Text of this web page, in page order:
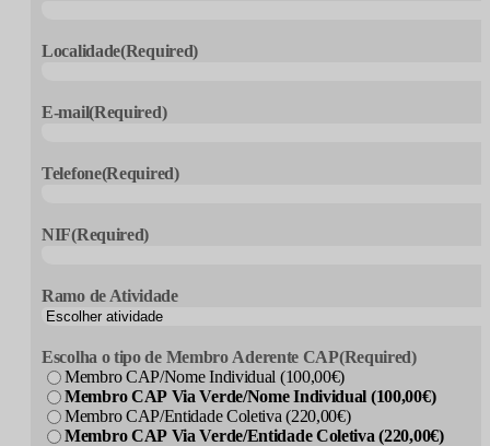
Localidade(Required)
E-mail(Required)
Telefone(Required)
NIF(Required)
Ramo de Atividade
Escolha o tipo de Membro Aderente CAP(Required)
Membro CAP/Nome Individual (100,00€)
Membro CAP Via Verde/Nome Individual (100,00€)
Membro CAP/Entidade Coletiva (220,00€)
Membro CAP Via Verde/Entidade Coletiva (220,00€)